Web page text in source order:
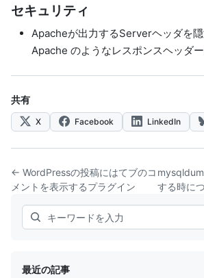
セキュリティ
Apacheが出力するServerヘッダを
Apache のようなレスポンスヘッダ
共有
X Facebook LinkedIn
← WordPressの投稿にはてブのコ
メントを表示するプラグイン
する時に
Search
最近の記事